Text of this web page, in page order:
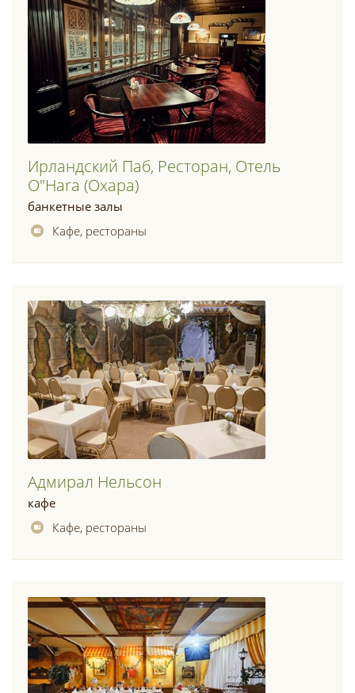
Ирландский Паб, Ресторан, Отель
O"hara (охара)
банкетные залы
Кафе, рестораны
Адмирал Нельсон
кафе
Кафе, рестораны